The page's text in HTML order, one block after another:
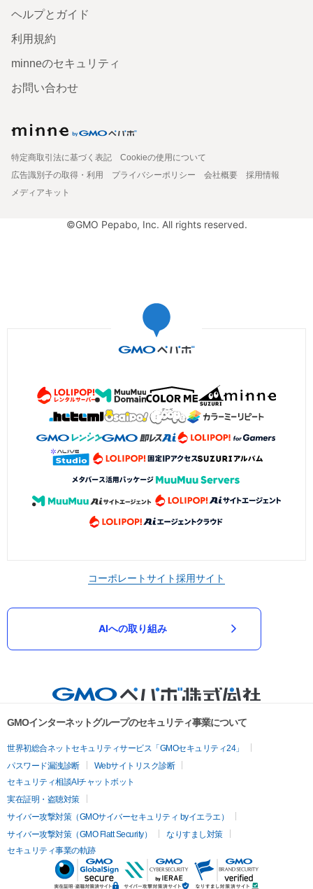
ヘルプとガイド
利用規約
minneのセキュリティ
お問い合わせ
特定商取引法に基づく表記
Cookieの使用について
広告識別子の取得・利用
プライバシーポリシー 会社概要
採用情報
メディアキット
©GMO Pepabo, Inc. All rights reserved.
コーポレートサイト採用サイト
AIへの取り組み
GMOインターネットグループのセキュリティ事業について
世界初総合ネットセキュリティサービス「GMOセキュリティ24」
パスワード漏洩診断
Webサイトリスク診断
セキュリティ相談AIチャットボット
実在証明・盗聴対策
サイバー攻撃対策（GMOサイバーセキュリティ byイエラエ）
サイバー攻撃対策（GMO Flatt Security）
なりすまし対策
セキュリティ事業の軌跡